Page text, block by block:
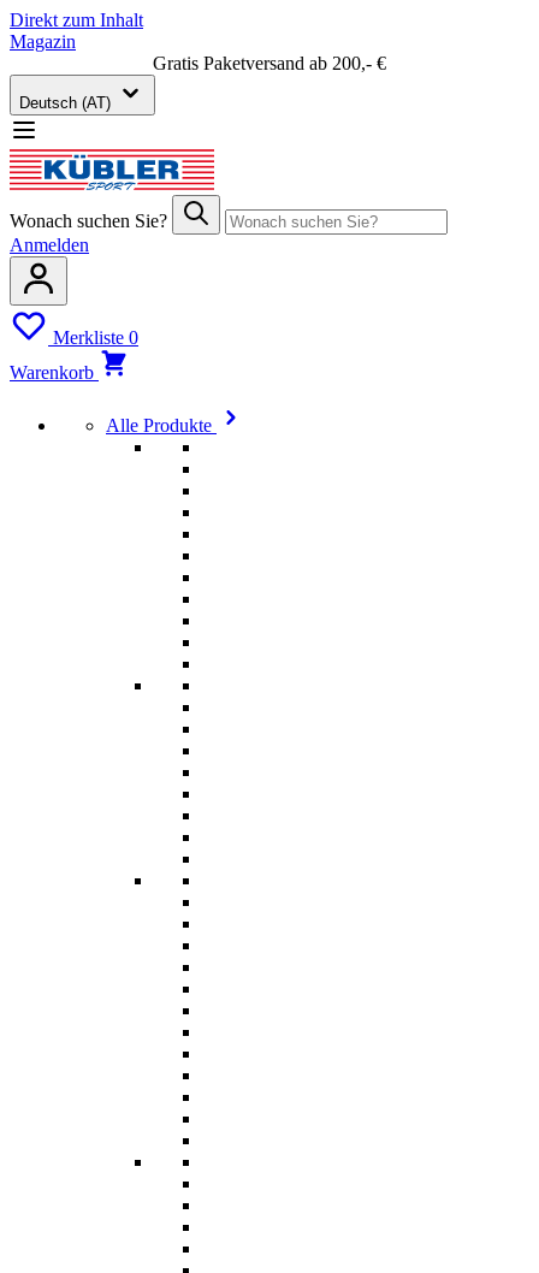
Direkt zum Inhalt
Magazin
Gratis Paketversand ab 200,- €
Deutsch (AT)
Wonach suchen Sie?
Anmelden
Merkliste 0
Warenkorb
Alle Produkte